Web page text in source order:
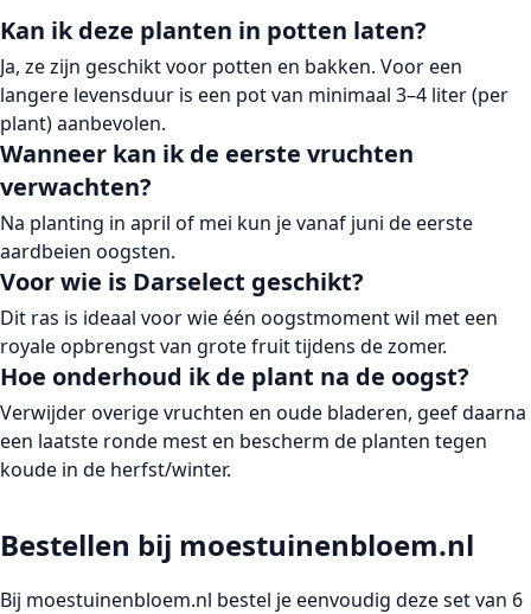
Kan ik deze planten in potten laten?
Ja, ze zijn geschikt voor potten en bakken. Voor een
langere levensduur is een pot van minimaal 3–4 liter (per
plant) aanbevolen.
Wanneer kan ik de eerste vruchten
verwachten?
Na planting in april of mei kun je vanaf juni de eerste
aardbeien oogsten.
Voor wie is Darselect geschikt?
Dit ras is ideaal voor wie één oogstmoment wil met een
royale opbrengst van grote fruit tijdens de zomer.
Hoe onderhoud ik de plant na de oogst?
Verwijder overige vruchten en oude bladeren, geef daarna
een laatste ronde mest en bescherm de planten tegen
koude in de herfst/winter.
Bestellen bij moestuinenbloem.nl
Bij moestuinenbloem.nl bestel je eenvoudig deze set van 6